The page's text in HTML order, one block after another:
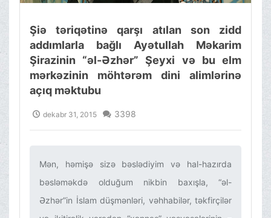
Şiə təriqətinə qarşı atılan son zidd
addımlarla bağlı Ayətullah Məkarim
Şirazinin “əl-Əzhər” Şeyxi və bu elm
mərkəzinin möhtərəm dini alimlərinə
açıq məktubu
dekabr 31, 2015 3398
Mən, həmişə sizə bəslədiyim və hal-hazırda
bəsləməkdə olduğum nikbin baxışla, “əl-
Əzhər”in İslam düşmənləri, vəhhabilər, təkfirçilər